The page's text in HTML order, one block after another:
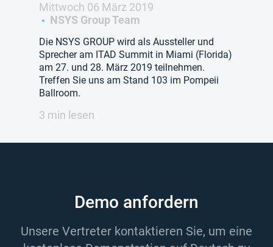
Mittwoch 06 März 2019
NSYS Group Team
Die NSYS GROUP wird als Aussteller und
Sprecher am ITAD Summit in Miami (Florida)
am 27. und 28. März 2019 teilnehmen.
Treffen Sie uns am Stand 103 im Pompeii
Ballroom.
3 min lesen
Demo anfordern
Unsere Vertreter kontaktieren Sie, um eine